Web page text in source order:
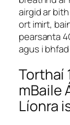
airgid ar
ort imirt,
pearsanta
agus i
Torthaí
mBaile
Líonra